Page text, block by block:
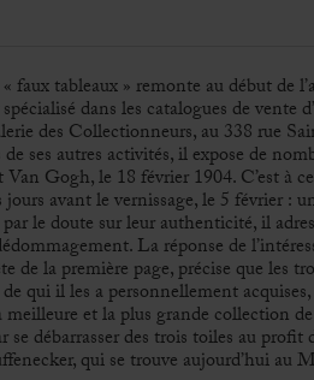
« faux tableaux » remonte au début
dans les catalogues de vente
des Collectionneurs, au 338 rue
de ses autres activités, il expose de
Gogh, le 18 février 1904. C’est à
jours avant le vernissage, le 5 février :
le doute sur leur authenticité, il
La réponse de
de la première page, précise que les
qui il les a personnellement
meilleure et la plus grande collection
débarrasser des trois toiles au profit
qui se trouve aujourd’hui au